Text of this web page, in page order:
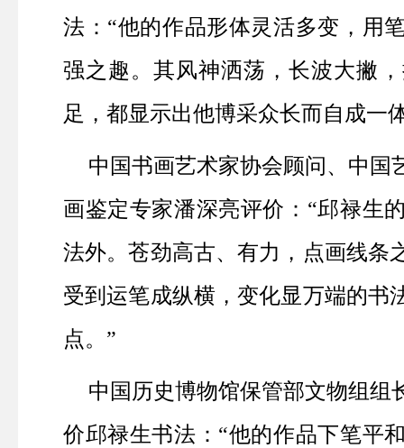
法：“他的作品形体灵活多变，用
强之趣。其风神洒荡，长波大撇
足，都显示出他博采众长而自成一
中国书画艺术家协会顾问、中国
画鉴定专家潘深亮评价：“邱禄生
法外。苍劲高古、有力，点画线条
受到运笔成纵横，变化显万端的书
点。”
中国历史博物馆保管部文物组组
价邱禄生书法：“他的作品下笔平